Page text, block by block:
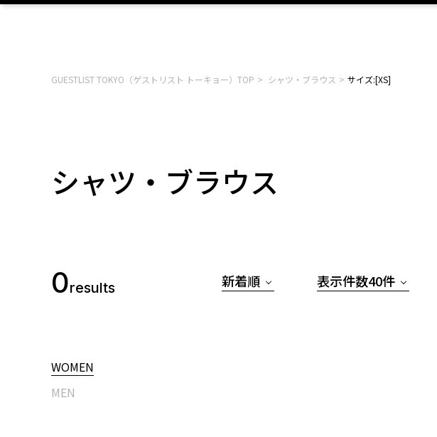
GUESTLIST TOKYO（ゲストリスト トーキョー）TOP シャツ・ブラウス サイズ:[XS]
シャツ・ブラウス
0results
WOMEN
MEN
新着順 表示件数40件